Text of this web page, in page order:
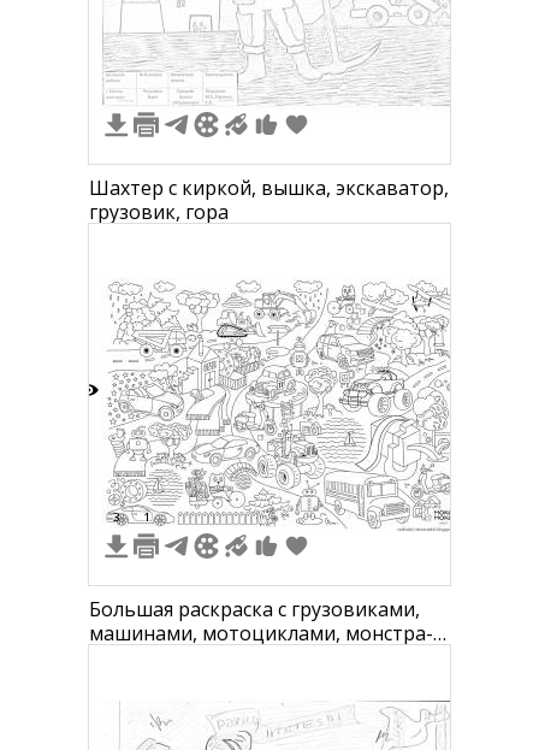
Шахтер с киркой, вышка, экскаватор,
грузовик, гора
3 1
Большая раскраска с грузовиками,
машинами, мотоциклами, монстра-